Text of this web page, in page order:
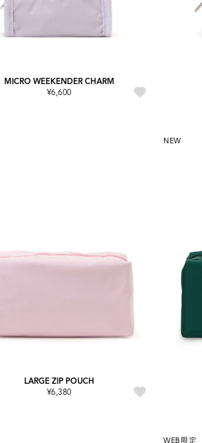
MICRO WEEKENDER CHARM
¥6,600
LARGE ZIP POUCH
¥6,380
NEW
WEB限定